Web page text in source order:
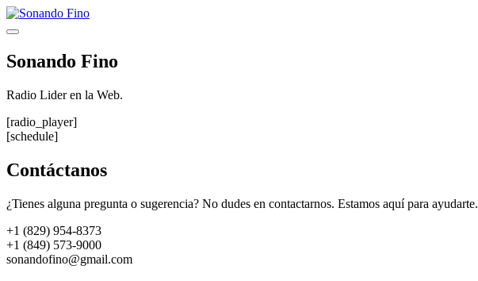
Saltar
al
Menú
Sonando Fino
Radio Lider en la Web.
[radio_player]
[schedule]
Contáctanos
¿Tienes alguna pregunta o sugerencia? No dudes en contactarnos. Estamos aquí para ayudarte.
+1 (829) 954-8373
+1 (849) 573-9000
sonandofino@gmail.com